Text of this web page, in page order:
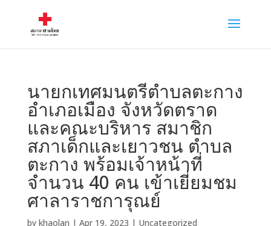
นายกเทศมนตรีตำบลตะกาง
อำเภอเมือง จังหวัดตราด
และคณะบริหาร สมาชิก
สภาเด็กและเยาวชน ตำบล
ตะกาง พร้อมเจ้าหน้าที่
จำนวน 40 คน เข้าเยี่ยมชม
ศาลาราชการุณย์
by khaolan | Apr 19, 2023 | Uncategorized